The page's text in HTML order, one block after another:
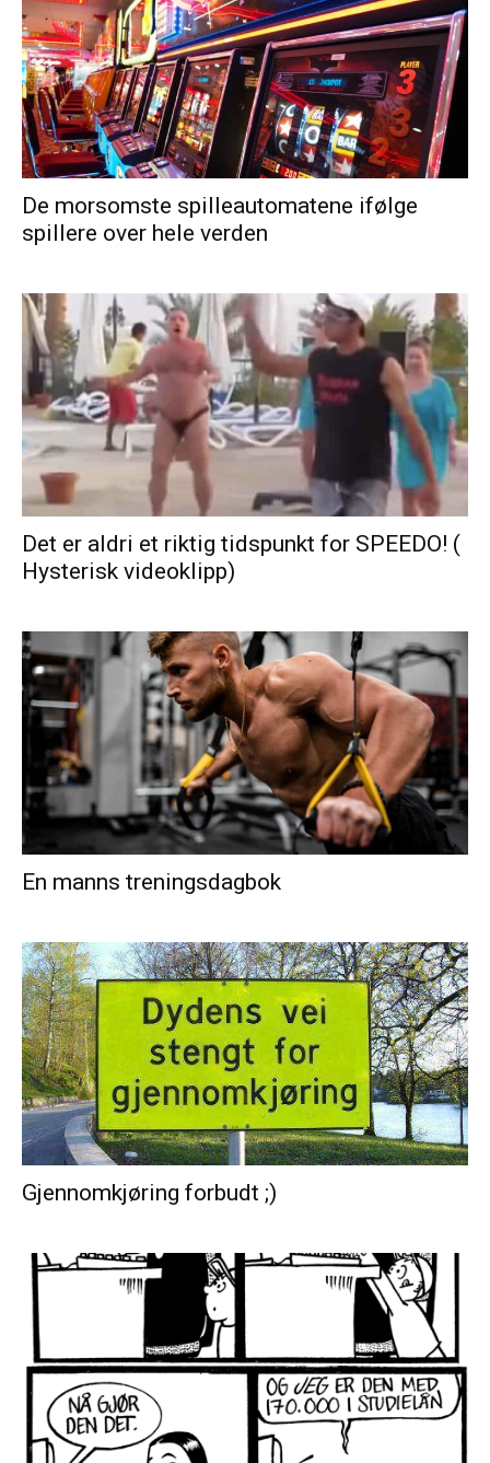
De morsomste spilleautomatene ifølge
spillere over hele verden
Det er aldri et riktig tidspunkt for SPEEDO! (
Hysterisk videoklipp)
En manns treningsdagbok
Gjennomkjøring forbudt ;)